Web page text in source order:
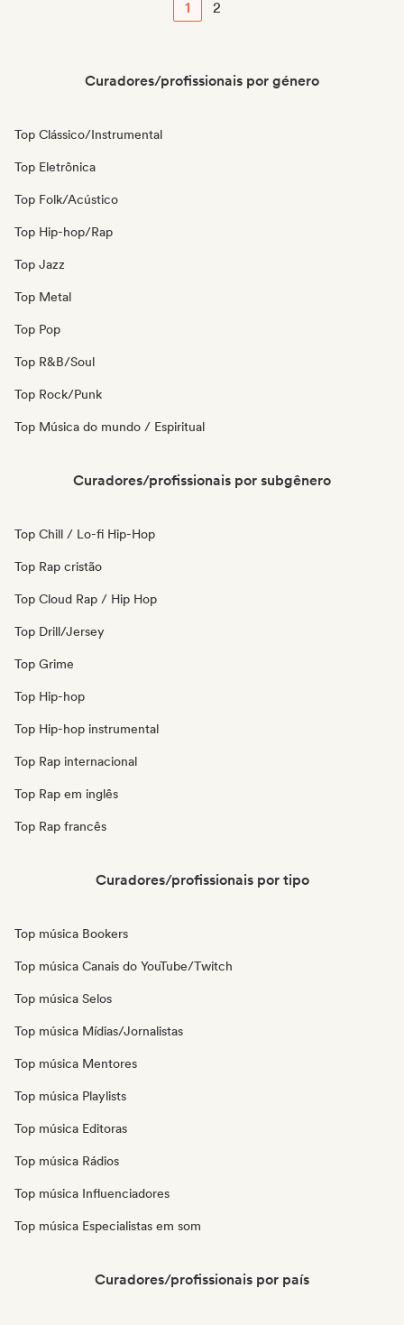
1 2
Curadores/profissionais por género
Top Clássico/Instrumental
Top Eletrônica
Top Folk/Acústico
Top Hip-hop/Rap
Top Jazz
Top Metal
Top Pop
Top R&B/Soul
Top Rock/Punk
Top Música do mundo / Espiritual
Curadores/profissionais por subgênero
Top Chill / Lo-fi Hip-Hop
Top Rap cristão
Top Cloud Rap / Hip Hop
Top Drill/Jersey
Top Grime
Top Hip-hop
Top Hip-hop instrumental
Top Rap internacional
Top Rap em inglês
Top Rap francês
Curadores/profissionais por tipo
Top música Bookers
Top música Canais do YouTube/Twitch
Top música Selos
Top música Mídias/Jornalistas
Top música Mentores
Top música Playlists
Top música Editoras
Top música Rádios
Top música Influenciadores
Top música Especialistas em som
Curadores/profissionais por país